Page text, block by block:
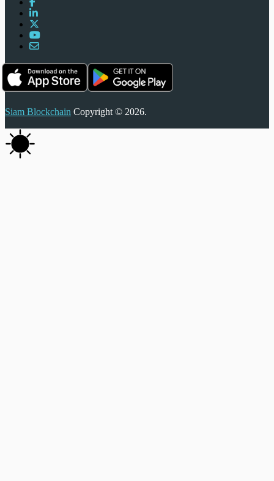
Siam Blockchain Copyright © 2026.